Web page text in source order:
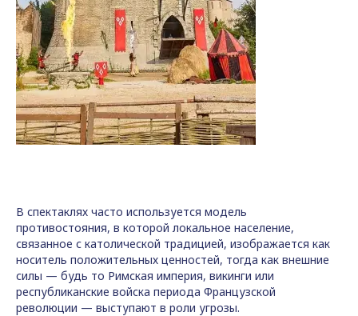
В спектаклях часто используется модель
противостояния, в которой локальное население,
связанное с католической традицией, изображается как
носитель положительных ценностей, тогда как внешние
силы — будь то Римская империя, викинги или
республиканские войска периода Французской
революции — выступают в роли угрозы.